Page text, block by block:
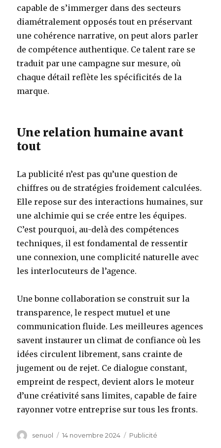
capable de s’immerger dans des secteurs
diamétralement opposés tout en préservant
une cohérence narrative, on peut alors parler
de compétence authentique. Ce talent rare se
traduit par une campagne sur mesure, où
chaque détail reflète les spécificités de la
marque.
Une relation humaine avant
tout
La publicité n’est pas qu’une question de
chiffres ou de stratégies froidement calculées.
Elle repose sur des interactions humaines, sur
une alchimie qui se crée entre les équipes.
C’est pourquoi, au-delà des compétences
techniques, il est fondamental de ressentir
une connexion, une complicité naturelle avec
les interlocuteurs de l’agence.
Une bonne collaboration se construit sur la
transparence, le respect mutuel et une
communication fluide. Les meilleures agences
savent instaurer un climat de confiance où les
idées circulent librement, sans crainte de
jugement ou de rejet. Ce dialogue constant,
empreint de respect, devient alors le moteur
d’une créativité sans limites, capable de faire
rayonner votre entreprise sur tous les fronts.
Auteur
senuol
Publié
14 novembre 2024 Catégories
Publicité